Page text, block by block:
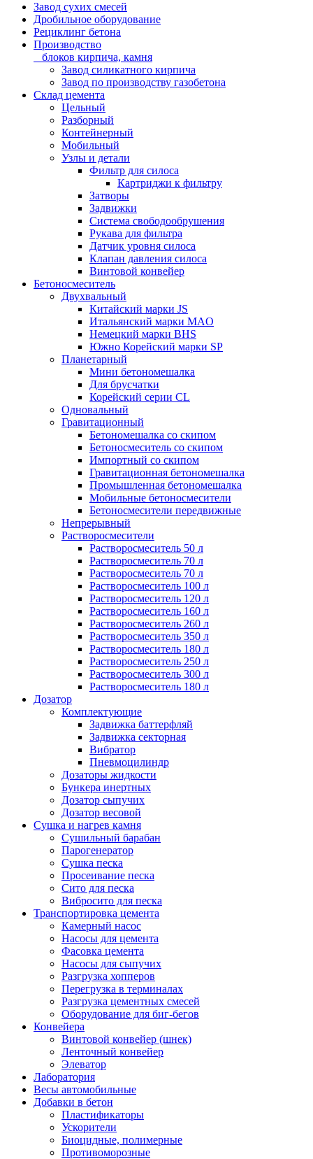
Завод сухих смесей
Дробильное оборудование
Рециклинг бетона
Производство
блоков кирпича, камня
Завод силикатного кирпича
Завод по производству газобетона
Склад цемента
Цельный
Разборный
Контейнерный
Мобильный
Узлы и детали
Фильтр для силоса
Картриджи к фильтру
Затворы
Задвижки
Система свободообрушения
Рукава для фильтра
Датчик уровня силоса
Клапан давления силоса
Винтовой конвейер
Бетоносмеситель
Двухвальный
Китайский марки JS
Итальянский марки MAO
Немецкий марки BHS
Южно Корейский марки SP
Планетарный
Мини бетономешалка
Для брусчатки
Корейский серии CL
Одновальный
Гравитационный
Бетономешалка со скипом
Бетоносмеситель со скипом
Импортный со скипом
Гравитационная бетономешалка
Промышленная бетономешалка
Мобильные бетоносмесители
Бетоносмесители передвижные
Непрерывный
Растворосмесители
Растворосмеситель 50 л
Растворосмеситель 70 л
Растворосмеситель 70 л
Растворосмеситель 100 л
Растворосмеситель 120 л
Растворосмеситель 160 л
Растворосмеситель 260 л
Растворосмеситель 350 л
Растворосмеситель 180 л
Растворосмеситель 250 л
Растворосмеситель 300 л
Растворосмеситель 180 л
Дозатор
Комплектующие
Задвижка баттерфляй
Задвижка секторная
Вибратор
Пневмоцилиндр
Дозаторы жидкости
Бункера инертных
Дозатор сыпучих
Дозатор весовой
Сушка и нагрев камня
Сушильный барабан
Парогенератор
Сушка песка
Просеивание песка
Сито для песка
Вибросито для песка
Транспортировка цемента
Камерный насос
Насосы для цемента
Фасовка цемента
Насосы для сыпучих
Разгрузка хопперов
Перегрузка в терминалах
Разгрузка цементных смесей
Оборудование для биг-бегов
Конвейера
Винтовой конвейер (шнек)
Ленточный конвейер
Элеватор
Лаборатория
Весы автомобильные
Добавки в бетон
Пластификаторы
Ускорители
Биоцидные, полимерные
Противоморозные